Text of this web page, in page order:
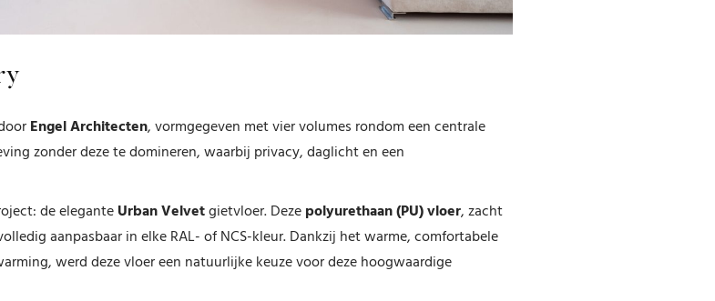
Engel Architecten, vormgegeven met vier volumes rondom een centrale
zonder deze te domineren, waarbij privacy, daglicht en een
de eleganteUrban Velvetgietvloer. Dezepolyurethaan (PU) vloer, zacht
aanpasbaar in elke RAL- of NCS-kleur. Dankzij het warme, comfortabele
werd deze vloer een natuurlijke keuze voor deze hoogwaardige